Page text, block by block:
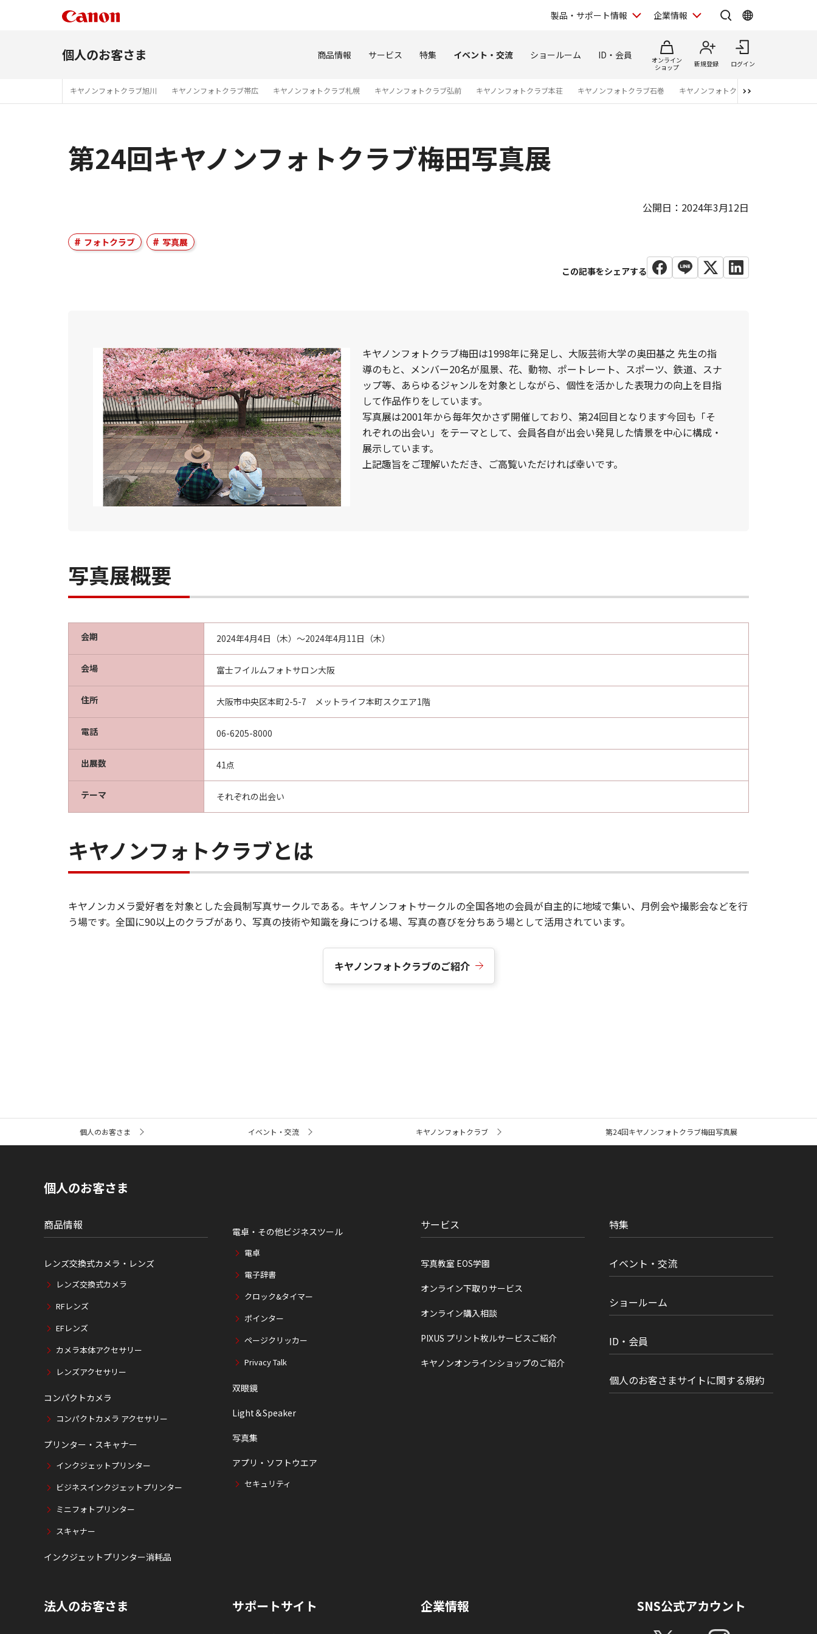
製品・サポート情報 企業情報
個人のお客さま 商品情報 サービス 特集 イベント・交流 ショールーム ID・会員
オンライン
ショップ
新規登録 ログイン
キヤノンフォトクラブ旭川 キヤノンフォトクラブ帯広 キヤノンフォトクラブ札幌 キヤノンフォトクラブ弘前 キヤノンフォトクラブ本荘 キヤノンフォトクラブ石巻 キヤノンフォトクラブ仙台
第24回キヤノンフォトクラブ梅田写真展
公開日：2024年3月12日
フォトクラブ 写真展
キヤノンフォトクラブ梅田は1998年に発足し、大阪芸術大学の奥田基之 先生の指
導のもと、メンバー20名が風景、花、動物、ポートレート、スポーツ、鉄道、スナ
ップ等、あらゆるジャンルを対象としながら、個性を活かした表現力の向上を目指
して作品作りをしています。
写真展は2001年から毎年欠かさず開催しており、第24回目となります今回も「そ
れぞれの出会い」をテーマとして、会員各自が出会い発見した情景を中心に構成・
展示しています。
上記趣旨をご理解いただき、ご高覧いただければ幸いです。
写真展概要
会期 2024年4月4日（木）～2024年4月11日（木）
会場 富士フイルムフォトサロン大阪
住所 大阪市中央区本町2-5-7 メットライフ本町スクエア1階
電話 06-6205-8000
出展数 41点
テーマ それぞれの出会い
キヤノンフォトクラブとは
キヤノンカメラ愛好者を対象とした会員制写真サークルである。キヤノンフォトサークルの全国各地の会員が自主的に地域で集い、月例会や撮影会などを行
う場です。全国に90以上のクラブがあり、写真の技術や知識を身につける場、写真の喜びを分ちあう場として活用されています。
キヤノンフォトクラブのご紹介
ト
個人のお客さま イベント・交流 キヤノンフォトクラブ 第24回キヤノンフォトクラブ梅田写真展
個人のお客さま
商品情報
レンズ交換式カメラ・レンズ
レンズ交換式カメラ
RFレンズ
EFレンズ
カメラ本体アクセサリー
レンズアクセサリー
コンパクトカメラ
コンパクトカメラ アクセサリー
プリンター・スキャナー
インクジェットプリンター
ビジネスインクジェットプリンター
ミニフォトプリンター
スキャナー
インクジェットプリンター消耗品
電卓・その他ビジネスツール
電卓
電子辞書
クロック&タイマー
ポインター
ページクリッカー
Privacy Talk
双眼鏡
Light＆Speaker
写真集
アプリ・ソフトウエア
セキュリティ
サービス
写真教室 EOS学園
オンライン下取りサービス
オンライン購入相談
PIXUS プリント枚ルサービスご紹介
キヤノンオンラインショップのご紹介
特集
イベント・交流
ショールーム
ID・会員
個人のお客さまサイトに関する規約
法人のお客さま サポートサイト 企業情報 SNS公式アカウント